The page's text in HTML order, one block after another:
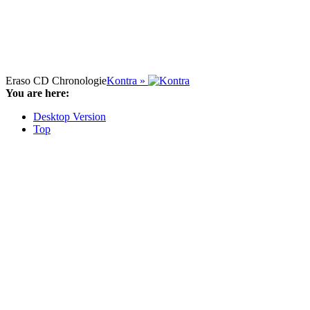
Eraso CD ChronologieKontra »
You are here:
Desktop Version
Top